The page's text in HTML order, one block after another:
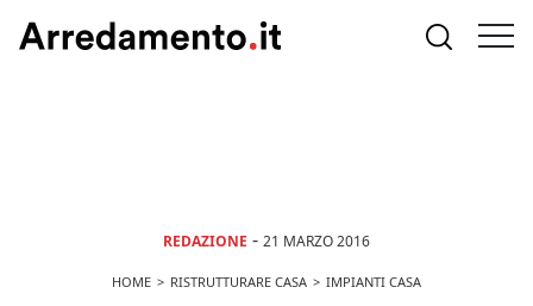
REDAZIONE - 21 MARZO 2016
HOME RISTRUTTURARE CASA IMPIANTI CASA